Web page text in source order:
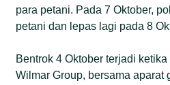
para petani. Pada 7 Oktober,
petani dan lepas lagi pada 8
Bentrok 4 Oktober terjadi
Wilmar Group, bersama aparat